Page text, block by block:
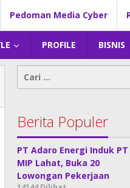
Pedoman Media Cyber
PROFILE BISNIS
Cari
untuk:
Berita Populer
PT Adaro Energi Induk PT
MIP Lahat, Buka 20
Lowongan Pekerjaan